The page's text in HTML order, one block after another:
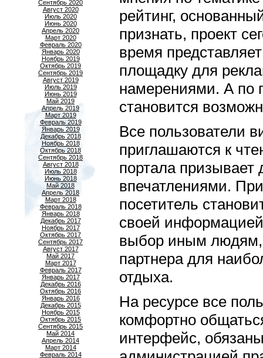
Сентябрь 2020
Август 2020
Июль 2020
Июнь 2020
Апрель 2020
Март 2020
Февраль 2020
Январь 2020
Ноябрь 2019
Октябрь 2019
Сентябрь 2019
Август 2019
Июль 2019
Июнь 2019
Май 2019
Апрель 2019
Март 2019
Февраль 2019
Январь 2019
Декабрь 2018
Ноябрь 2018
Октябрь 2018
Сентябрь 2018
Август 2018
Июль 2018
Июнь 2018
Май 2018
Апрель 2018
Март 2018
Февраль 2018
Январь 2018
Декабрь 2017
Ноябрь 2017
Октябрь 2017
Сентябрь 2017
Август 2017
Май 2017
Март 2017
Февраль 2017
Январь 2017
Декабрь 2016
Октябрь 2016
Январь 2016
Декабрь 2015
Ноябрь 2015
Октябрь 2015
Сентябрь 2015
Май 2014
Апрель 2014
Март 2014
Февраль 2014
рейтинг,
признать, проект
время
площадку для
намерениями. А по
становится
Все пользователи
приглашаются к
портала
впечатлениями.
посетитель
своей
выбор иным людям,
партнера для
отдыха.
На ресурсе все
комфортно
интерфейс,